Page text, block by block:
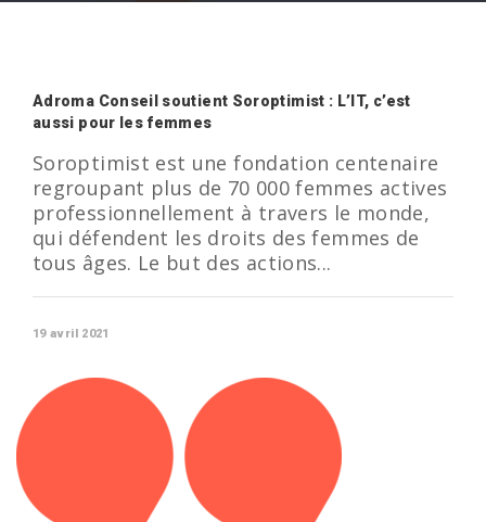
Adroma Conseil soutient Soroptimist : L’IT, c’est
aussi pour les femmes
Soroptimist est une fondation centenaire
regroupant plus de 70 000 femmes actives
professionnellement à travers le monde,
qui défendent les droits des femmes de
tous âges. Le but des actions...
19 avril 2021